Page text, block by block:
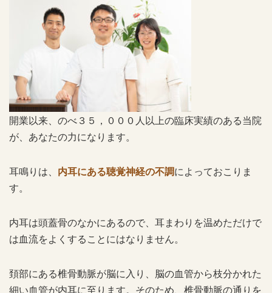
開業以来、のべ３５，０００人以上の臨床実績のある当院
が、あなたの力になります。
耳鳴りは、 内耳にある聴覚神経の不調によっておこりま
す。
内耳は頭蓋骨のなかにあるので、耳まわりを温めただけで
は血流をよくすることにはなりません。
頚部にある椎骨動脈が脳に入り、脳の血管から枝分かれた
細い血管が内耳に至ります。そのため、椎骨動脈の通りを